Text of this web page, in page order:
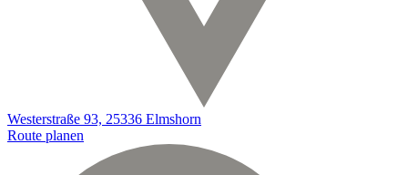
Westerstraße 93, 25336 Elmshorn
Route planen